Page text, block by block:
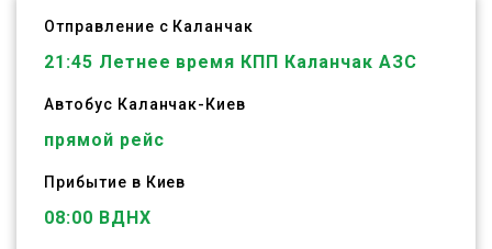
Отправление с Каланчак
21:45 Летнее время КПП Каланчак АЗС
Автобус Каланчак- Киев
прямой рейс
Прибытие в Киев
08:00 ВДНХ